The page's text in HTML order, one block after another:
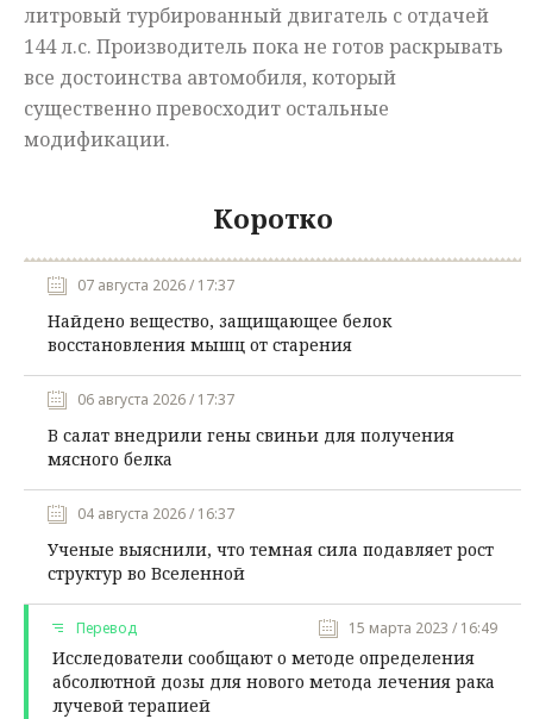
литровый турбированный двигатель с отдачей
144 л.с. Производитель пока не готов раскрывать
все достоинства автомобиля, который
существенно превосходит остальные
модификации.
Коротко
07 августа 2026 / 17:37
Найдено вещество, защищающее белок
восстановления мышц от старения
06 августа 2026 / 17:37
В салат внедрили гены свиньи для получения
мясного белка
04 августа 2026 / 16:37
Ученые выяснили, что темная сила подавляет рост
структур во Вселенной
Перевод 15 марта 2023 / 16:49
Исследователи сообщают о методе определения
абсолютной дозы для нового метода лечения рака
лучевой терапией